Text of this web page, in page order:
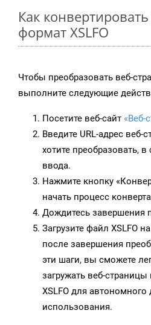
Как
формат XSLFO
Чтобы преобразовать веб-
выполните следующие
Посетите веб-сайт «Веб-
Введите URL-адрес
хотите преобразовать,
ввода.
Нажмите кнопку
начать процесс
Дождитесь завершения
Загрузите файл XSLFO
после завершения
эти шаги, вы сможете
загружать веб-
XSLFO для
использования.